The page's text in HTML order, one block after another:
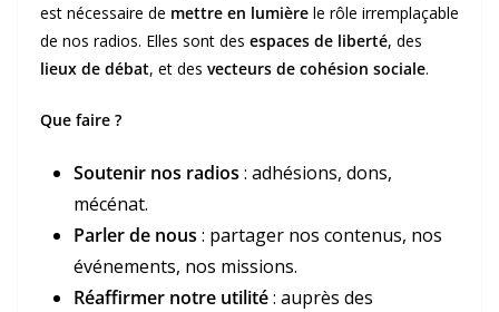
est nécessaire de mettre en lumière le rôle irremplaçable
de nos radios. Elles sont des espaces de liberté, des
lieux de débat, et des vecteurs de cohésion sociale.
Que faire ?
Soutenir nos radios : adhésions, dons,
mécénat.
Parler de nous : partager nos contenus, nos
événements, nos missions.
Réaffirmer notre utilité: auprès des